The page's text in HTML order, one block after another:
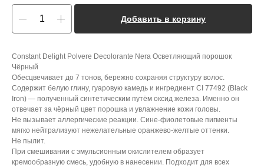
Добавить в корзину
Constant Delight Polvere Decolorante Nera Осветляющий порошок
Чёрный
Обесцвечивает до 7 тонов, бережно сохраняя структуру волос.
Содержит белую глину, гуаровую камедь и ингредиент CI 77492 (Black
Iron) — полученный синтетическим путём оксид железа. Именно он
отвечает за чёрный цвет порошка и увлажнение кожи головы.
Не вызывает аллергические реакции. Сине-фиолетовые пигменты
мягко нейтрализуют нежелательные оранжево-желтые оттенки.
Не пылит.
При смешивании с эмульсионным окислителем образует
кремообразную смесь, удобную в нанесении. Подходит для всех